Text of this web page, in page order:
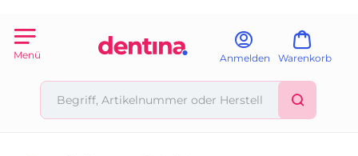
Menü Anmelden Warenkorb